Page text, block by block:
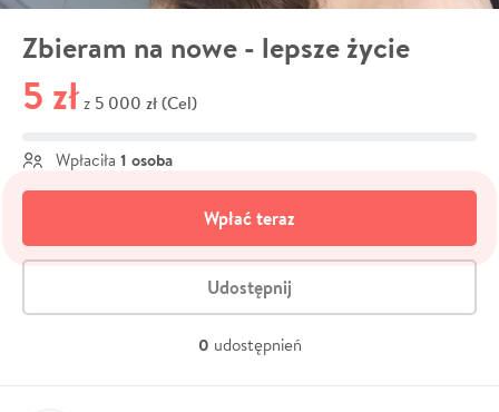
Zbieram na nowe - lepsze życie
5 zł z 5 000 zł (Cel)
Wpłaciła 1 osoba
Wpłać teraz
Udostępnij
0 udostępnień